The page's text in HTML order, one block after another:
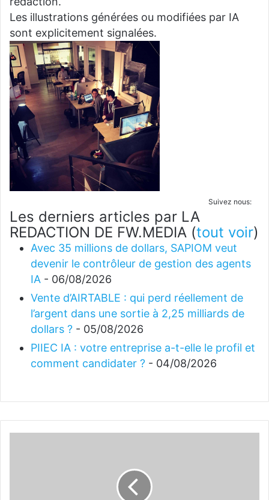
Les illustrations générées ou modifiées par IA
sont explicitement signalées.
Suivez nous:
Les derniers articles par LA
REDACTION DE FW.MEDIA (tout voir)
Avec 35 millions de dollars, SAPIOM veut
devenir le contrôleur de gestion des agents
IA - 06/08/2026
Vente d’AIRTABLE : qui perd réellement de
l’argent dans une sortie à 2,25 milliards de
dollars ? - 05/08/2026
PIIEC IA : votre entreprise a-t-elle le profil et
comment candidater ? - 04/08/2026